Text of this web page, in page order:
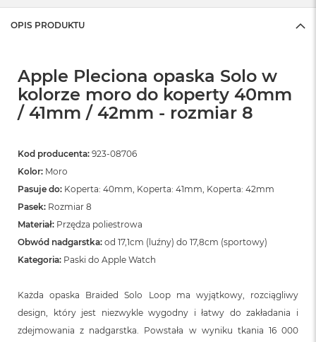
OPIS PRODUKTU
Apple Pleciona opaska Solo w
kolorze moro do koperty 40mm
/ 41mm / 42mm - rozmiar 8
Kod producenta: 923-08706
Kolor: Moro
Pasuje do: Koperta: 40mm, Koperta: 41mm, Koperta: 42mm
Pasek: Rozmiar 8
Materiał: Przędza poliestrowa
Obwód nadgarstka: od 17,1cm (luźny) do 17,8cm (sportowy)
Kategoria: Paski do Apple Watch
Każda opaska Braided Solo Loop ma wyjątkowy, rozciągliwy
design, który jest niezwykle wygodny i łatwy do zakładania i
zdejmowania z nadgarstka. Powstała w wyniku tkania 16 000